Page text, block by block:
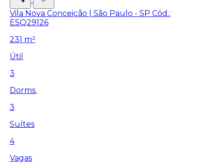
Vila Nova Conceição | São Paulo - SP Cód.:
ESQ29126
231 m²
Útil
3
Dorms.
3
Suítes
4
Vagas